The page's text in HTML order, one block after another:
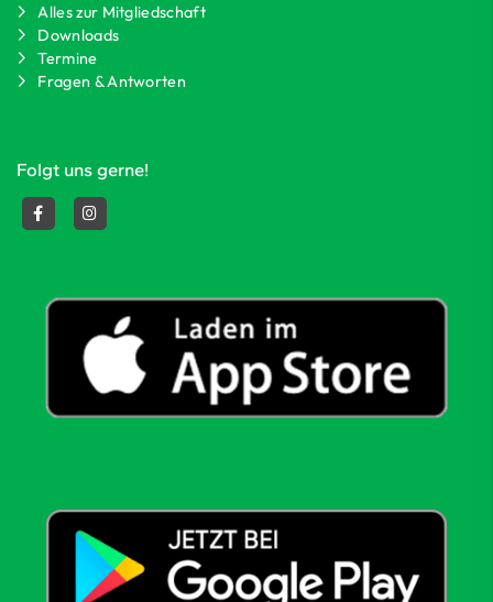
Alles zur Mitgliedschaft
Downloads
Termine
Fragen & Antworten
Folgt uns gerne!